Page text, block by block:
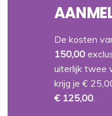
De kosten
150,00
uiterlijk twee
krijg je €
€ 125,00